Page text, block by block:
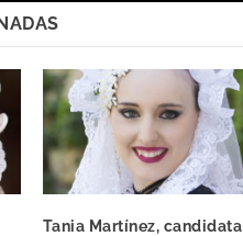
Tania Martínez, candidata